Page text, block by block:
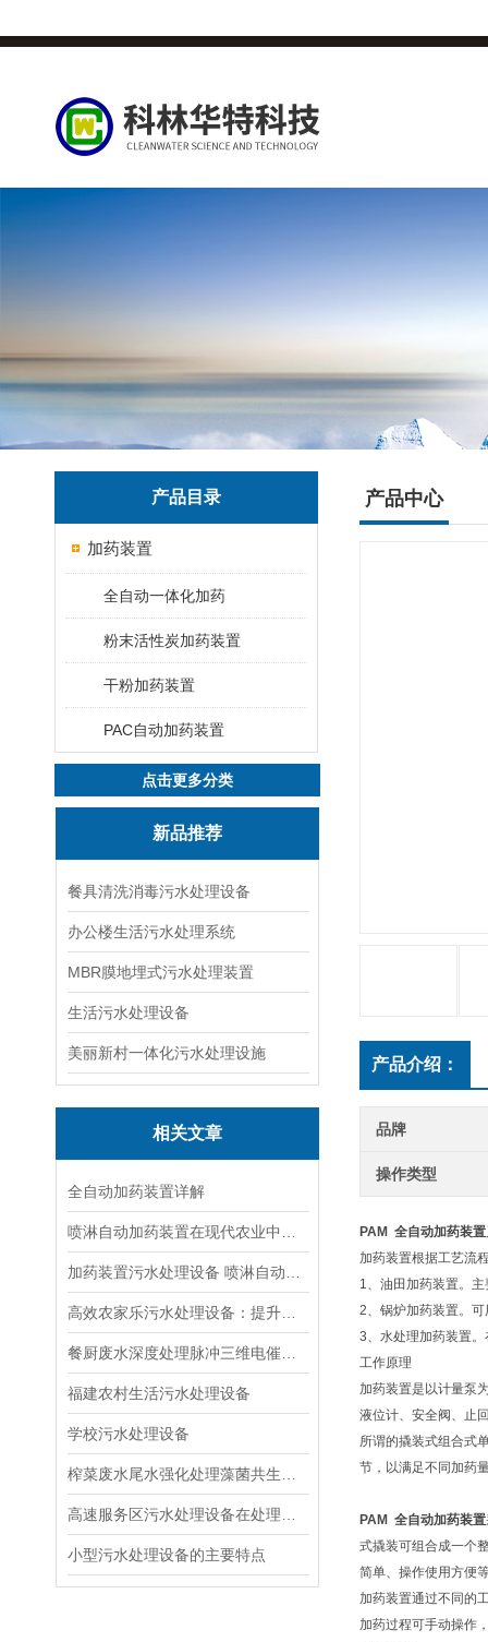
产品目录
加药装置
全自动一体化加药
粉末活性炭加药装置
干粉加药装置
PAC自动加药装置
点击更多分类
新品推荐
餐具清洗消毒污水处理设备
办公楼生活污水处理系统
MBR膜地埋式污水处理装置
生活污水处理设备
美丽新村一体化污水处理设施
相关文章
全自动加药装置详解
福建农村生活污水处理设备
学校污水处理设备
小型污水处理设备的主要特点
产品中心
产品介绍：
品牌
操作类型
PAM 全自动加药装置
加药装置根据工艺流
1、油田加药装置。
2、锅炉加药装置。
3、水处理加药装置
工作原理
加药装置是以计量泵
液位计、安全阀、止
所谓的撬装式组合式
节，以满足不同加药
PAM 全自动加药装置
式撬装可组合成一个
简单、操作使用方便
加药装置通过不同的
加药过程可手动操作